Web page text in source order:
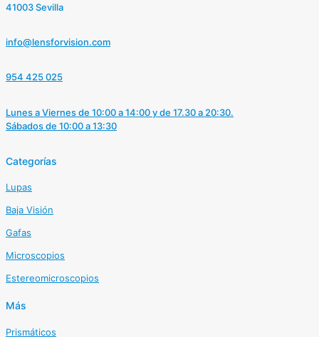
41003 Sevilla
info@lensforvision.com
954 425 025
Lunes a Viernes de 10:00 a 14:00 y de 17.30 a 20:30.
Sábados de 10:00 a 13:30
Categorías
Lupas
Baja Visión
Gafas
Microscopios
Estereomicroscopios
Más
Prismáticos